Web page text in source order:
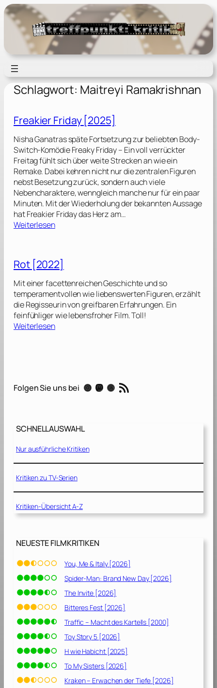
Zum
Inhalt
springen
Schlagwort: Maitreyi Ramakrishnan
Freakier Friday [2025]
Nisha Ganatras späte Fortsetzung zur beliebten Body-
Switch-Komödie Freaky Friday – Ein voll verrückter
Freitag fühlt sich über weite Strecken an wie ein
Remake. Dabei kehren nicht nur die zentralen Figuren
nebst Besetzung zurück, sondern auch viele
Nebencharaktere, wenngleich manche nur für ein paar
Minuten. Mit der Wiederholung der bekannten Aussage
hat Freakier Friday das Herz am…
Weiterlesen:
a
i
e
r
F
r
[
5
Rot [2022]
Mit einer facettenreichen Geschichte und so
temperamentvollen wie liebenswerten Figuren, erzählt
die Regisseurin von greifbaren Erfahrungen. Ein
feinfühliger wie lebensfroher Film. Toll!
Weiterlesen:
0
Folgen Sie uns bei Instagram Mastodon Threads RSS-Feed
SCHNELLAUSWAHL
Nur ausführliche Kritiken
Kritiken zu TV-Serien
Kritiken-Übersicht A-Z
NEUESTE FILMKRITIKEN
You, Me & Italy [2026]
Spider-Man: Brand New Day [2026]
The Invite [2026]
Bitteres Fest [2026]
Traffic – Macht des Kartells [2000]
Toy Story 5 [2026]
H wie Habicht [2025]
To My Sisters [2026]
Kraken – Erwachen der Tiefe [2026]